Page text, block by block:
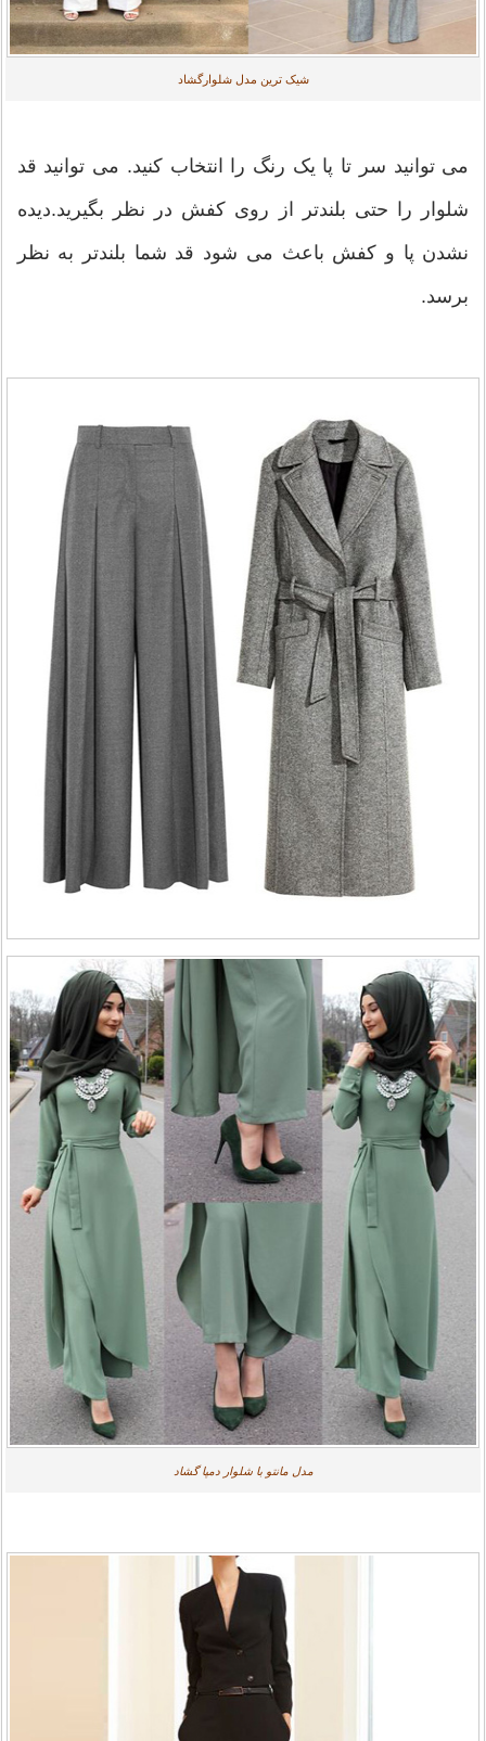
شیک ترین مدل شلوارگشاد
می توانید سر تا پا یک رنگ را انتخاب کنید. می توانید قد
شلوار را حتی بلندتر از روی کفش در نظر بگیرید.دیده
نشدن پا و کفش باعث می شود قد شما بلندتر به نظر
برسد.
مدل مانتو با شلوار دمپا گشاد